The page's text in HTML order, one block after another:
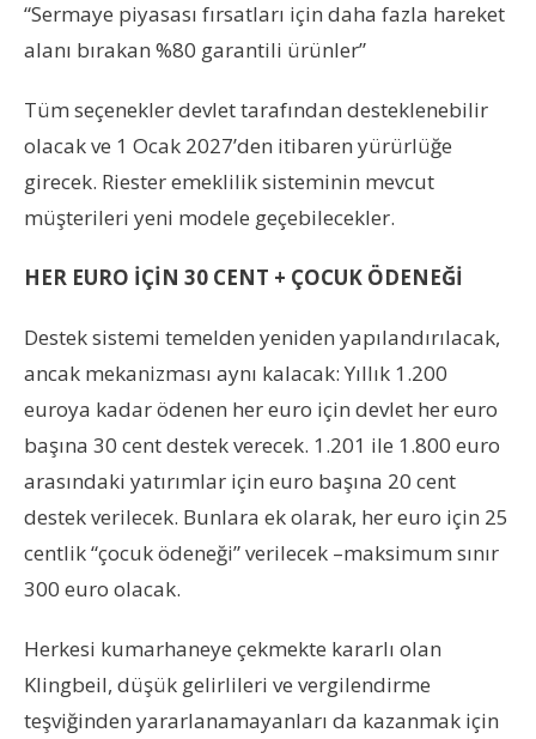
“Sermaye piyasası fırsatları için daha fazla hareket
alanı bırakan %80 garantili ürünler”
Tüm seçenekler devlet tarafından desteklenebilir
olacak ve 1 Ocak 2027’den itibaren yürürlüğe
girecek. Riester emeklilik sisteminin mevcut
müşterileri yeni modele geçebilecekler.
HER EURO İÇİN 30 CENT + ÇOCUK ÖDENEĞİ
Destek sistemi temelden yeniden yapılandırılacak,
ancak mekanizması aynı kalacak: Yıllık 1.200
euroya kadar ödenen her euro için devlet her euro
başına 30 cent destek verecek. 1.201 ile 1.800 euro
arasındaki yatırımlar için euro başına 20 cent
destek verilecek. Bunlara ek olarak, her euro için 25
centlik “çocuk ödeneği” verilecek –maksimum sınır
300 euro olacak.
Herkesi kumarhaneye çekmekte kararlı olan
Klingbeil, düşük gelirlileri ve vergilendirme
teşviğinden yararlanamayanları da kazanmak için